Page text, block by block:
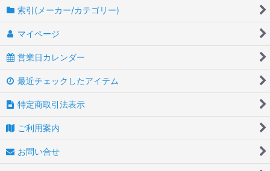
索引(メーカー/カテゴリー)
マイページ
営業日カレンダー
最近チェックしたアイテム
特定商取引法表示
ご利用案内
お問い合せ